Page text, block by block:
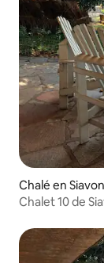
Chalé en
Chalet 10 de